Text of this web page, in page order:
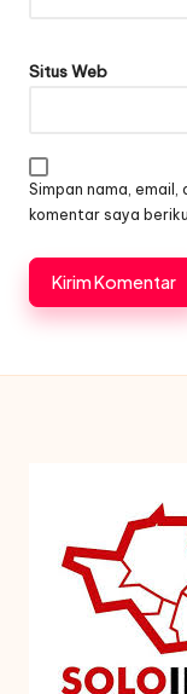
Situs Web
Simpan nama,
komentar saya